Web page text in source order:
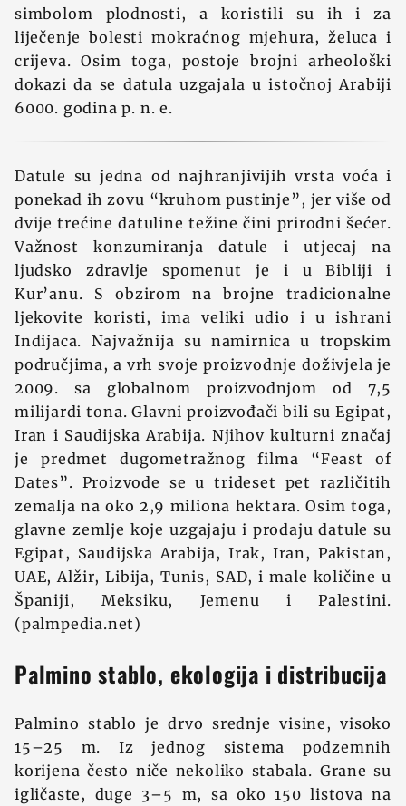
simbolom plodnosti, a koristili su ih i za
liječenje bolesti mokraćnog mjehura, želuca i
crijeva. Osim toga, postoje brojni arheološki
dokazi da se datula uzgajala u istočnoj Arabiji
6000. godina p. n. e.
Datule su jedna od najhranjivijih vrsta voća i
ponekad ih zovu “kruhom pustinje”, jer više od
dvije trećine datuline težine čini prirodni šećer.
Važnost konzumiranja datule i utjecaj na
ljudsko zdravlje spomenut je i u Bibliji i
Kur’anu. S obzirom na brojne tradicionalne
ljekovite koristi, ima veliki udio i u ishrani
Indijaca. Najvažnija su namirnica u tropskim
područjima, a vrh svoje proizvodnje doživjela je
2009. sa globalnom proizvodnjom od 7,5
milijardi tona. Glavni proizvođači bili su Egipat,
Iran i Saudijska Arabija. Njihov kulturni značaj
je predmet dugometražnog filma “Feast of
Dates”. Proizvode se u trideset pet različitih
zemalja na oko 2,9 miliona hektara. Osim toga,
glavne zemlje koje uzgajaju i prodaju datule su
Egipat, Saudijska Arabija, Irak, Iran, Pakistan,
UAE, Alžir, Libija, Tunis, SAD, i male količine u
Španiji, Meksiku, Jemenu i Palestini.
(palmpedia.net)
Palmino stablo, ekologija i distribucija
Palmino stablo je drvo srednje visine, visoko
15–25 m. Iz jednog sistema podzemnih
korijena često niče nekoliko stabala. Grane su
igličaste, duge 3–5 m, sa oko 150 listova na